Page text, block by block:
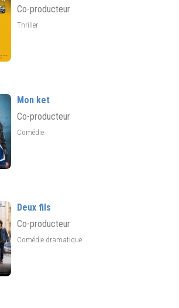
Co-producteur
Thriller
Mon ket
Co-producteur
Comédie
Deux fils
Co-producteur
Comédie dramatique